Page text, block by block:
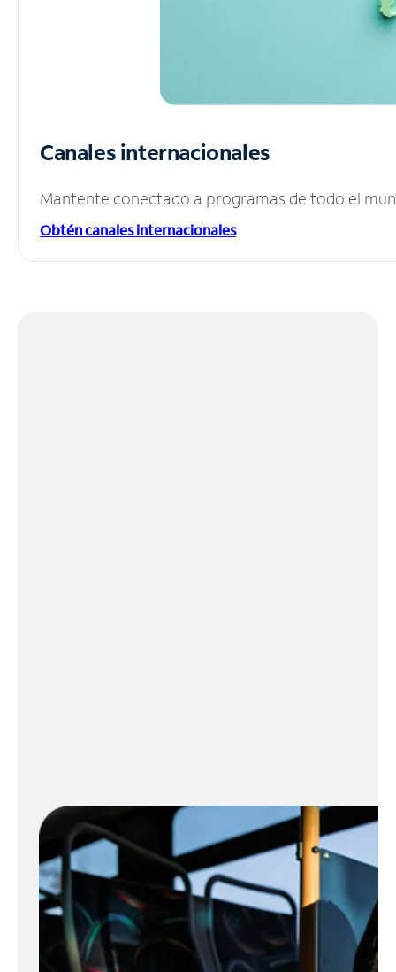
Canales internacionales
Mantente conectado a programas de todo el
Obtén canales internacionales